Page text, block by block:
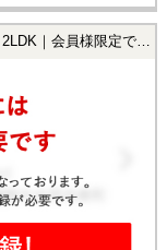
会員様限定で公開中！】